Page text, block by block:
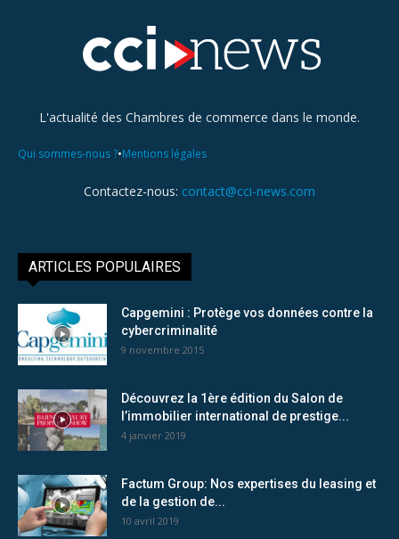
L'actualité des Chambres de commerce dans le monde.
Qui sommes-nous ?•Mentions légales
Contactez-nous: contact@cci-news.com
ARTICLES POPULAIRES
Capgemini : Protège vos données contre la
cybercriminalité
9 novembre 2015
Découvrez la 1ère édition du Salon de
l’immobilier international de prestige...
4 janvier 2019
Factum Group: Nos expertises du leasing et
de la gestion de...
10 avril 2019